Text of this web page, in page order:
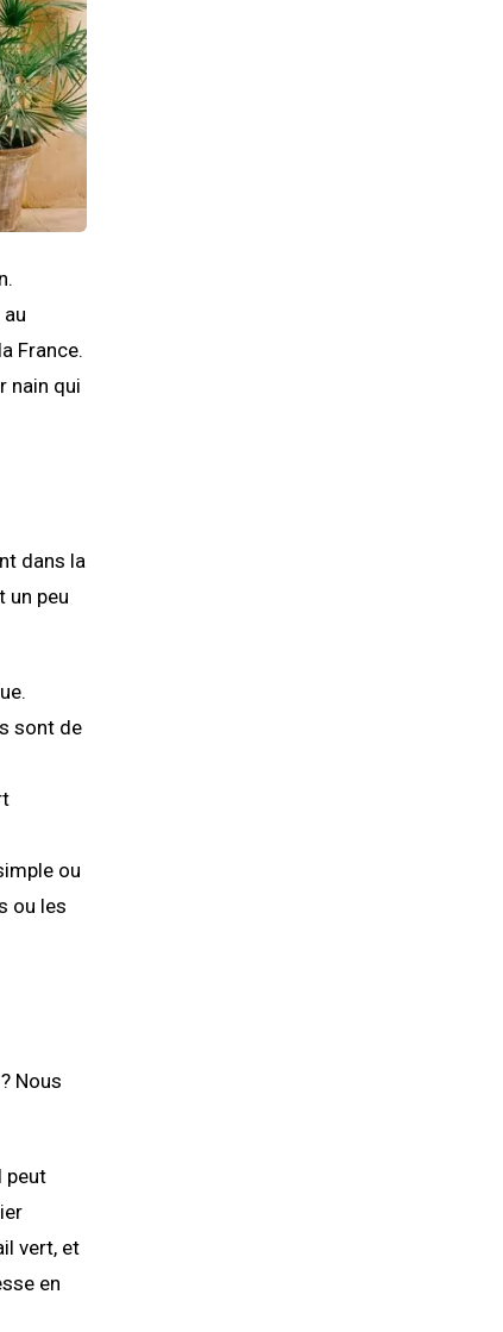
France.
nain qui
dans la
un peu
sont de
ou
ou les
Nous
peut
vert, et
en